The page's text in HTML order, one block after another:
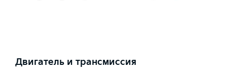
Двигатель и трансмиссия